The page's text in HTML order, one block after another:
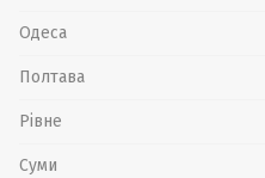
Одеса
Полтава
Рівне
Суми